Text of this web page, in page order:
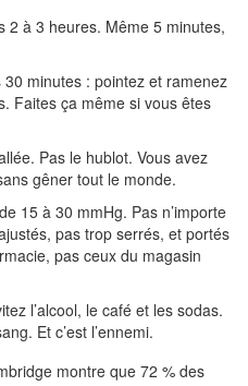
2 à 3 heures. Même 5 minutes,
minutes : pointez et ramenez
Faites ça même si vous êtes
Pas le hublot. Vous avez
gêner tout le monde.
15 à 30 mmHg. Pas n’importe
pas trop serrés, et portés
pas ceux du magasin
l’alcool, le café et les sodas.
Et c’est l’ennemi.
montre que 72 % des